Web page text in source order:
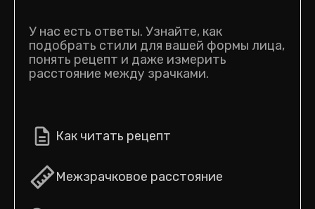
У нас есть ответы. Узнайте, как
подобрать стили для вашей формы лица,
понять рецепт и даже измерить
расстояние между зрачками.
Как читать рецепт
Межзрачковое расстояние